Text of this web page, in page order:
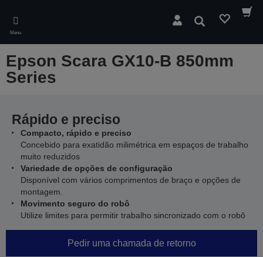
main
content
Menu
Pesquisar
Epson Scara GX10-B 850mm
Series
Rápido e preciso
Compacto, rápido e preciso
Concebido para exatidão milimétrica em espaços de trabalho
muito reduzidos
Variedade de opções de configuração
Disponível com vários comprimentos de braço e opções de
montagem.
Movimento seguro do robô
Utilize limites para permitir trabalho sincronizado com o robô
Pedir uma chamada de retorno